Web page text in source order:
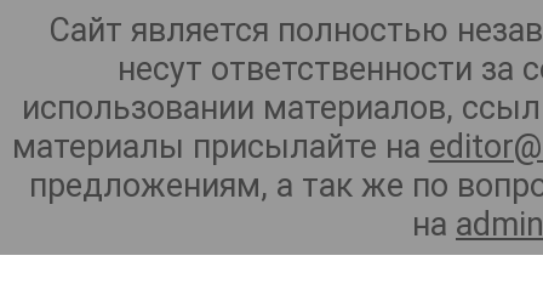
Сайт является полностью
несут ответственности
использовании материалов,
материалы присылайте на
предложениям, а так же по
на